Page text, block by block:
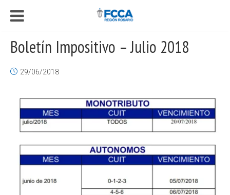
Boletín Impositivo – Julio 2018
29/06/2018